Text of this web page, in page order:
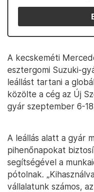
A kecskeméti
esztergomi Suzuki-
leállást tartani a
közölte a cég az Új
gyár szeptember 6-
A leállás alatt a gyár
pihenőnapokat
segítségével a
pótolnak.
vállalatunk számos,